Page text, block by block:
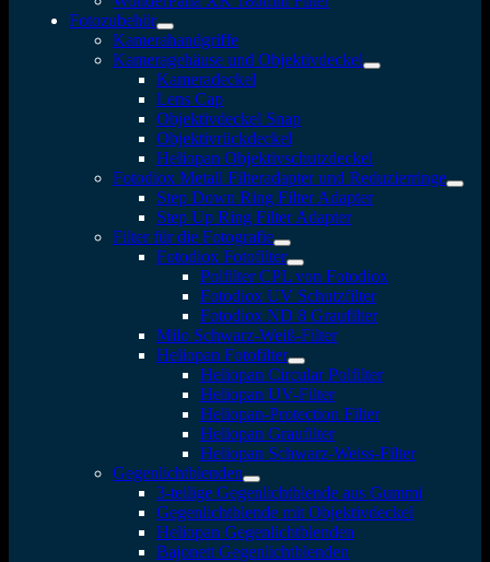
Fotozubehör
Kamerahandgriffe
Kameragehäuse und Objektivdeckel
Kameradeckel
Lens Cap
Objektivdeckel Snap
Objektivrückdeckel
Heliopan Objektivschutzdeckel
Fotodiox Metall Filteradapter und Reduzierringe
Step Down Ring Filter Adapter
Step Up Ring Filter Adapter
Filter für die Fotografie
Fotodiox Fotofilter
Polfilter CPL von Fotodiox
Fotodiox UV Schutzfilter
Fotodiox ND 8 Graufilter
Milo Schwarz-Weiß-Filter
Heliopan Fotofilter
Heliopan Circular Polfilter
Heliopan UV-Filter
Heliopan-Protection Filter
Heliopan Graufilter
Heliopan Schwarz-Weiss-Filter
Gegenlichtblenden
3-teilige Gegenlichtblende aus Gummi
Gegenlichtblende mit Objektivdeckel
Heliopan Gegenlichtblenden
Bajonett Gegenlichtblenden